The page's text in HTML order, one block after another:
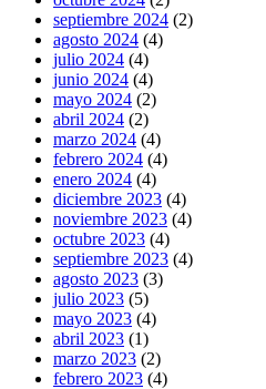
septiembre 2024 (2)
agosto 2024 (4)
julio 2024 (4)
junio 2024 (4)
mayo 2024 (2)
abril 2024 (2)
marzo 2024 (4)
febrero 2024 (4)
enero 2024 (4)
diciembre 2023 (4)
noviembre 2023 (4)
octubre 2023 (4)
septiembre 2023 (4)
agosto 2023 (3)
julio 2023 (5)
mayo 2023 (4)
abril 2023 (1)
marzo 2023 (2)
febrero 2023 (4)